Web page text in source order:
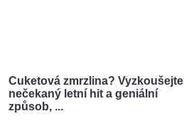
Cuketová zmrzlina? Vyzkoušejte
nečekaný letní hit a geniální
způsob, ...